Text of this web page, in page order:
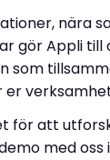
nära
gör Appli till
som
för att
med oss